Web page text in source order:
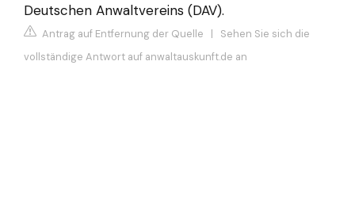
Deutschen Anwaltvereins (DAV).
Antrag auf Entfernung der Quelle | Sehen Sie sich die
vollständige Antwort auf anwaltauskunft.de an